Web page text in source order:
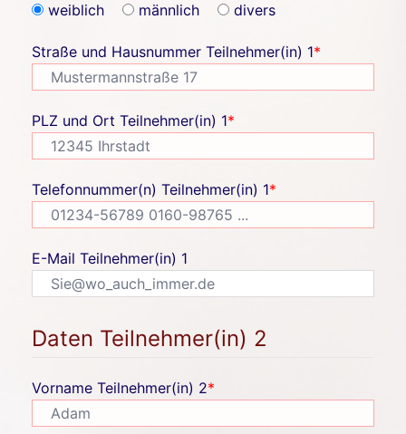
weiblich
männlich divers
Straße und Hausnummer Teilnehmer(in) 1*
PLZ und Ort Teilnehmer(in) 1*
Telefonnummer(n) Teilnehmer(in) 1*
E-Mail Teilnehmer(in) 1
Daten Teilnehmer(in) 2
Vorname Teilnehmer(in) 2*